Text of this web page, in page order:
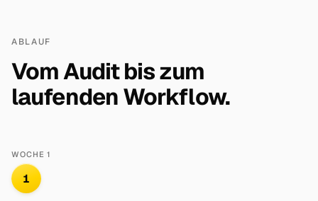
ABLAUF
Vom Audit bis zum
laufenden Workflow.
WOCHE 1
1